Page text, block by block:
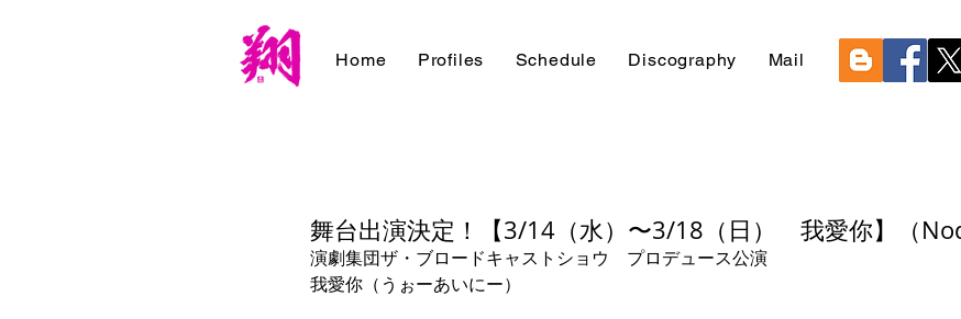
Home Profiles Schedule Discography Mail
舞台出演決定！【3/14（水）〜3/18（日） 我愛你】（
演劇集団ザ・ブロードキャストショウ　プロデュース公演
我愛你（うぉーあいにー）